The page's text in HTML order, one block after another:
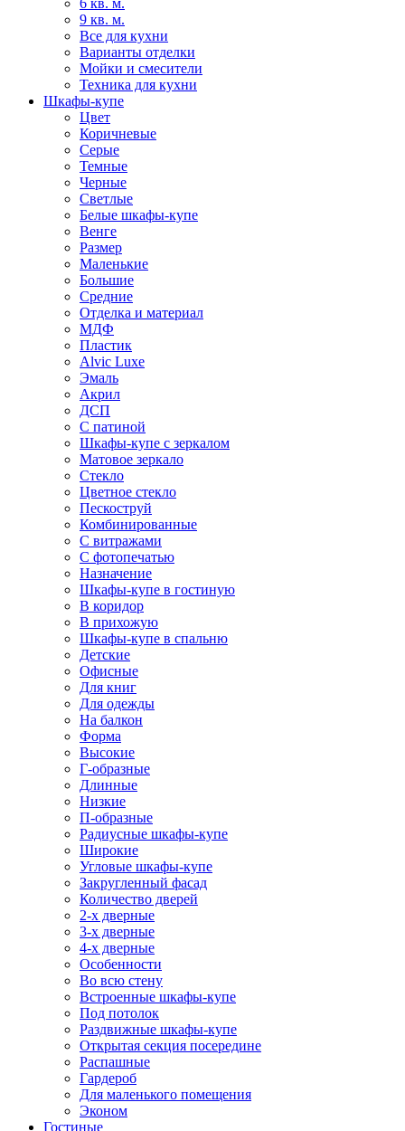
6 кв. м.
9 кв. м.
Все для кухни
Варианты отделки
Мойки и смесители
Техника для кухни
Шкафы-купе
Цвет
Коричневые
Серые
Темные
Черные
Светлые
Белые шкафы-купе
Венге
Размер
Маленькие
Большие
Средние
Отделка и материал
МДФ
Пластик
Alvic Luxe
Эмаль
Акрил
ДСП
С патиной
Шкафы-купе с зеркалом
Матовое зеркало
Стекло
Цветное стекло
Пескоструй
Комбинированные
С витражами
С фотопечатью
Назначение
Шкафы-купе в гостиную
В коридор
В прихожую
Шкафы-купе в спальню
Детские
Офисные
Для книг
Для одежды
На балкон
Форма
Высокие
Г-образные
Длинные
Низкие
П-образные
Радиусные шкафы-купе
Широкие
Угловые шкафы-купе
Закругленный фасад
Количество дверей
2-х дверные
3-х дверные
4-х дверные
Особенности
Во всю стену
Встроенные шкафы-купе
Под потолок
Раздвижные шкафы-купе
Открытая секция посередине
Распашные
Гардероб
Для маленького помещения
Эконом
Гостиные